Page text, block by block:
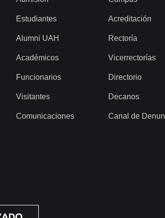
Estudiantes
Alumni UAH
Académicos
Funcionarios
Visitantes
Comunicaciones
Acreditación
Rectoría
Vicerrectorías
Directorio
Decanos
Canal de